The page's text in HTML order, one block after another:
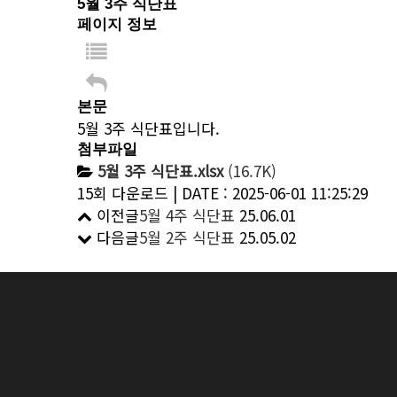
5월 3주 식단표
페이지 정보
본문
5월 3주 식단표입니다.
첨부파일
5월 3주 식단표.xlsx(16.7K)
15회 다운로드 | DATE : 2025-06-01 11:25:29
이전글5월 4주 식단표 25.06.01
다음글5월 2주 식단표 25.05.02